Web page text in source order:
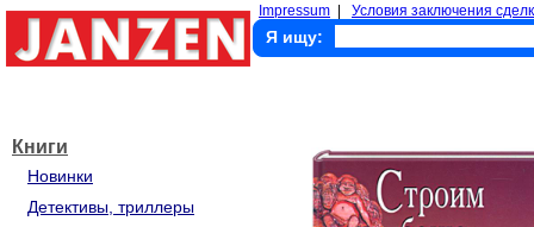
Impressum Условия заключения
Я ищу:
Книги
Новинки
Детективы, триллеры